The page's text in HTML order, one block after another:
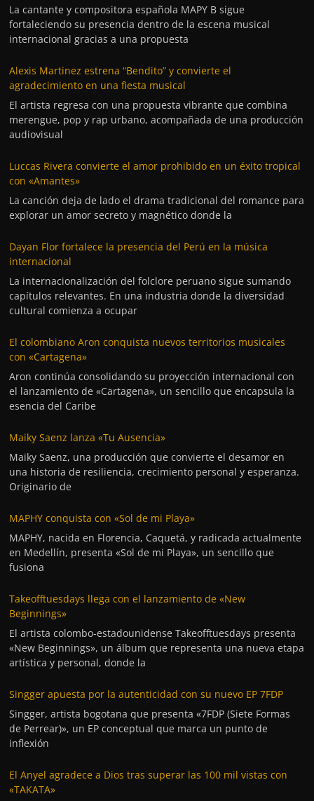
La cantante y compositora española MAPY B sigue
fortaleciendo su presencia dentro de la escena musical
internacional gracias a una propuesta
Alexis Martinez estrena “Bendito” y convierte el
agradecimiento en una fiesta musical
El artista regresa con una propuesta vibrante que combina
merengue, pop y rap urbano, acompañada de una producción
audiovisual
Luccas Rivera convierte el amor prohibido en un éxito tropical
con «Amantes»
La canción deja de lado el drama tradicional del romance para
explorar un amor secreto y magnético donde la
Dayan Flor fortalece la presencia del Perú en la música
internacional
La internacionalización del folclore peruano sigue sumando
capítulos relevantes. En una industria donde la diversidad
cultural comienza a ocupar
El colombiano Aron conquista nuevos territorios musicales
con «Cartagena»
Aron continúa consolidando su proyección internacional con
el lanzamiento de «Cartagena», un sencillo que encapsula la
esencia del Caribe
Maiky Saenz lanza «Tu Ausencia»
Maiky Saenz, una producción que convierte el desamor en
una historia de resiliencia, crecimiento personal y esperanza.
Originario de
MAPHY conquista con «Sol de mi Playa»
MAPHY, nacida en Florencia, Caquetá, y radicada actualmente
en Medellín, presenta «Sol de mi Playa», un sencillo que
fusiona
Takeofftuesdays llega con el lanzamiento de «New
Beginnings»
El artista colombo-estadounidense Takeofftuesdays presenta
«New Beginnings», un álbum que representa una nueva etapa
artística y personal, donde la
Singger apuesta por la autenticidad con su nuevo EP 7FDP
Singger, artista bogotana que presenta «7FDP (Siete Formas
de Perrear)», un EP conceptual que marca un punto de
inflexión
El Anyel agradece a Dios tras superar las 100 mil vistas con
«TAKATA»